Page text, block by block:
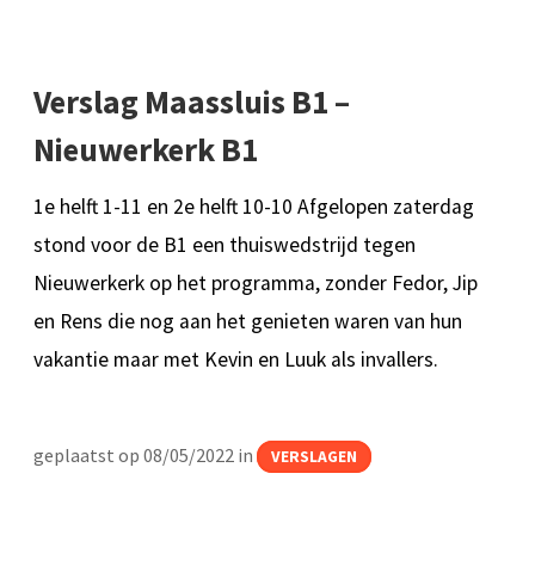
Verslag Maassluis B1 –
Nieuwerkerk B1
1e helft 1-11 en 2e helft 10-10 Afgelopen zaterdag
stond voor de B1 een thuiswedstrijd tegen
Nieuwerkerk op het programma, zonder Fedor, Jip
en Rens die nog aan het genieten waren van hun
vakantie maar met Kevin en Luuk als invallers.
geplaatst op 08/05/2022 in VERSLAGEN